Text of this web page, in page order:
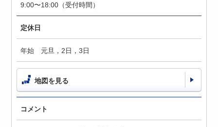
9:00〜18:00（受付時間）
定休日
年始 元旦，2日，3日
地図を見る
コメント